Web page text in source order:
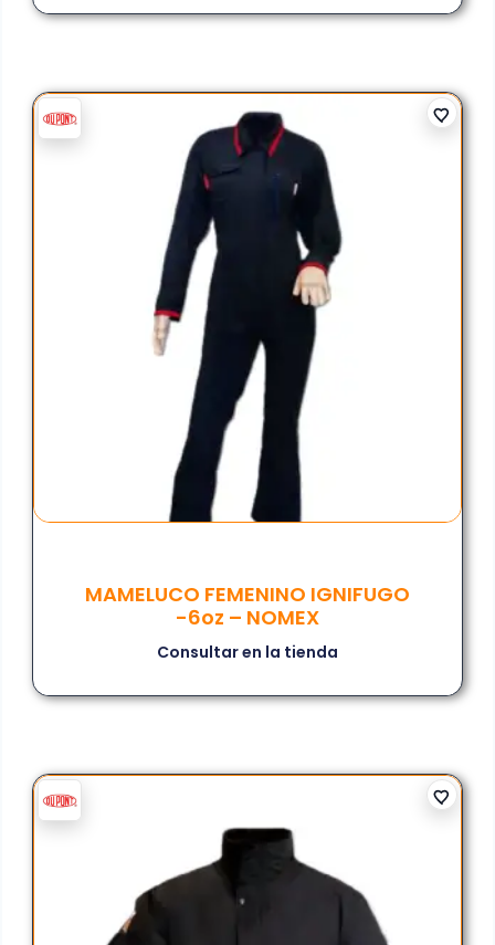
MAMELUCO FEMENINO IGNIFUGO
-6oz – NOMEX
Consultar en la tienda